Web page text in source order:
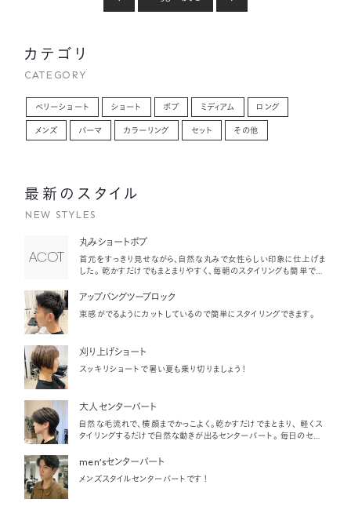
カテゴリ
CATEGORY
ベリーショート ショート ボブ ミディアム ロング
メンズ パーマ カラーリング セット その他
最新のスタイル
NEW STYLES
丸みショートボブ
首元をすっきり見せながら、自然な丸みで女性らしい印象に仕上げま
した。 乾かすだけでもまとまりやすく、毎朝のスタイリングも簡単で
アップバングツーブロック
束感がでるようにカットしているので簡単にスタイリングできます。
刈り上げショート
スッキリショートで暑い夏も乗り切りましょう！
大人センターパート
自然な毛流れで、横顔までかっこよく。乾かすだけでまとまり、 軽くス
タイリングするだけで自然な動きが出るセンターパート。 毎日のセッ
men’sセンターパート
メンズスタイルセンターパートです！